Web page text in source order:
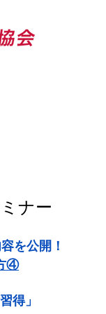
ナー
を公開！
④
得」